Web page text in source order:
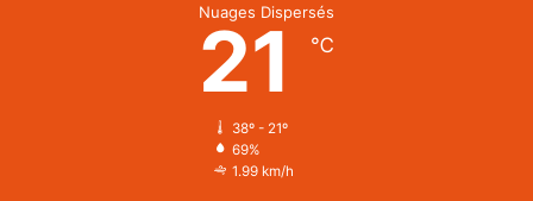
Nuages Dispersés
21 ℃
38º - 21º
69%
1.99 km/h